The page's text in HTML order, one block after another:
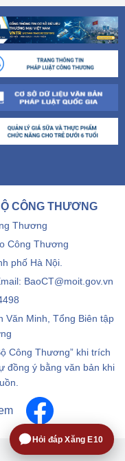
CÔNG THƯƠNG
Thương
Công Thương
phố Hà Nội.
BaoCT@moit.gov.vn
Văn Minh, Tổng Biên tập
Công Thương” khi trích
đồng ý bằng văn bản khi
Hỏi đáp Xăng E10